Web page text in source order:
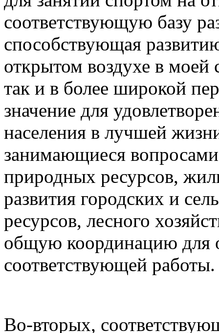
соответствующую базу
способствующая
открытом воздухе в моей
так и в более широкой
значение для
населения в лучшей
занимающиеся
природных ресурсов,
развития городских и
ресурсов, лесного
общую координацию для
соответствующей работы.
Во-вторых,